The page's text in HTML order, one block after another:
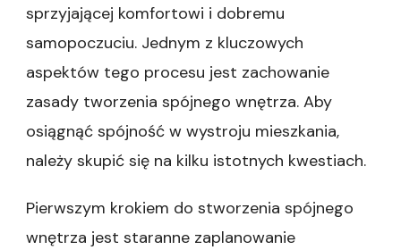
sprzyjającej komfortowi i dobremu
samopoczuciu. Jednym z kluczowych
aspektów tego procesu jest zachowanie
zasady tworzenia spójnego wnętrza. Aby
osiągnąć spójność w wystroju mieszkania,
należy skupić się na kilku istotnych kwestiach.
Pierwszym krokiem do stworzenia spójnego
wnętrza jest staranne zaplanowanie